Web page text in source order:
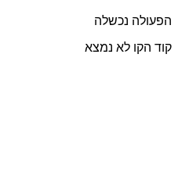
הפעולה נכשלה
קוד הקו לא נמצא